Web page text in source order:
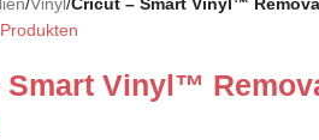
Smart Vinyl™